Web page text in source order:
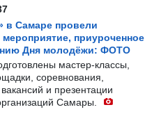
в Самаре провели
приуроченное
Дня молодёжи: ФОТО
мастер-классы,
соревнования,
и презентации
Самары.